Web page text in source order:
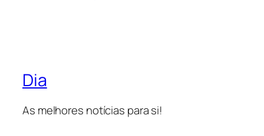
Dia
As melhores notícias para si!